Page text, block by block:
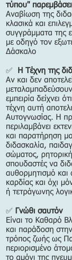
τύπου"
Αναβίωση της
κλασικά και
συγγράμματα της
με οδηγό τον
Δάσκαλο
✅
Η Τέχνη της
Αν και δεν
εμπειρία δείχνει
τέχνη αυτή
Αυτογνωσίας. Η
περιλαμβάνει
και παρατήρηση
διδασκαλία,
σώματος,
σπουδαστές να
αυθορμητισμό
καρδίας και όχι
ή τετράγωνης
✅
Γνώθι σαυτόν
Είναι το Καθαρό
και παράδοση
τρόπος ζωής ως
περιορισμένο
το αμόνι της